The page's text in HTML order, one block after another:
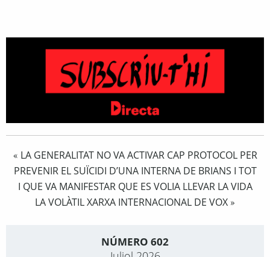
« LA GENERALITAT NO VA ACTIVAR CAP PROTOCOL PER
PREVENIR EL SUÏCIDI D’UNA INTERNA DE BRIANS I TOT
I QUE VA MANIFESTAR QUE ES VOLIA LLEVAR LA VIDA
LA VOLÀTIL XARXA INTERNACIONAL DE VOX »
NÚMERO 602